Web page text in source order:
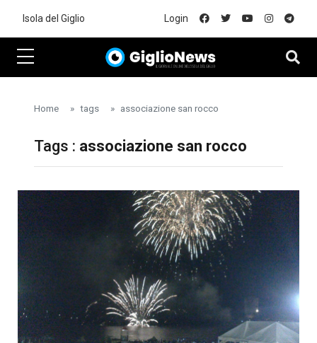
Isola del Giglio Login
Home tags associazione san rocco
Tags : associazione san rocco